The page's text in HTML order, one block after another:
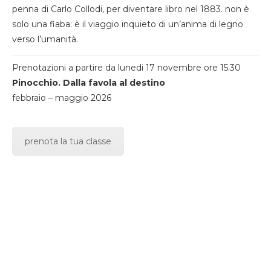
penna di Carlo Collodi, per diventare libro nel 1883. non è
solo una fiaba: è il viaggio inquieto di un’anima di legno
verso l’umanità.
Prenotazioni a partire da lunedi 17 novembre ore 15.30
Pinocchio. Dalla favola al destino
febbraio – maggio 2026
prenota la tua classe